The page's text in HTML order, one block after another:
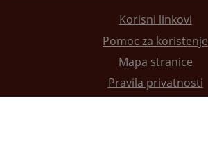
Korisni linkovi
Pomoc za koristenje
Mapa stranice
Pravila privatnosti